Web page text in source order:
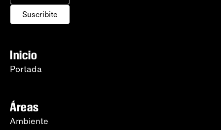
Suscribite
Inicio
Portada
Áreas
Ambiente